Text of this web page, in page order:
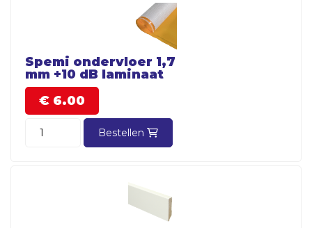
Spemi ondervloer 1,7
mm +10 dB laminaat
€ 6.00
Bestellen